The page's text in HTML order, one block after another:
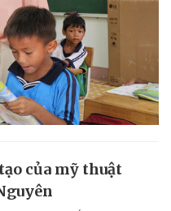
của mỹ thuật